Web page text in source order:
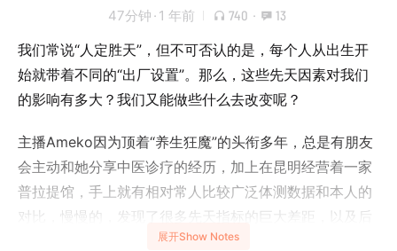
47分钟 · 1 年前 740 · 13
我们常说“人定胜天”，但不可否认的是，每个人从出生开
始就带着不同的“出厂设置”。那么，这些先天因素对我们
的影响有多大？我们又能做些什么去改变呢？
主播Ameko因为顶着“养生狂魔”的头衔多年，总是有朋友
会主动和她分享中医诊疗的经历，加上在昆明经营着一家
普拉提馆，手上就有相对常人比较广泛体测数据和本人的
对比，慢慢的，发现了很多先天指标的巨大差距，以及后
天干预的必要性以及乏力感，借这期播客和大家进行分
展开Show Notes